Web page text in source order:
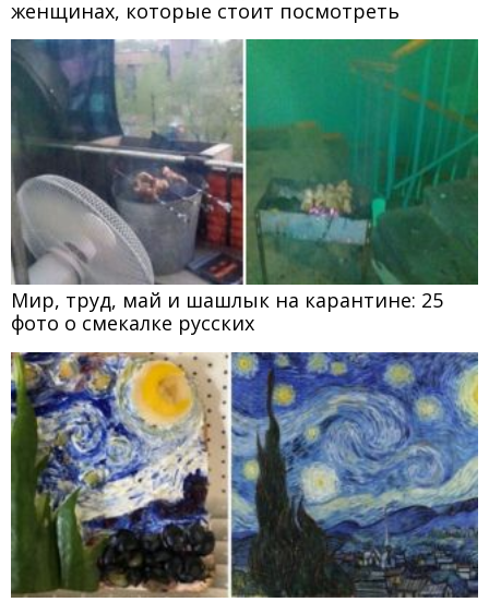
женщинах, которые стоит посмотреть
Мир, труд, май и шашлык на карантине: 25
фото о смекалке русских